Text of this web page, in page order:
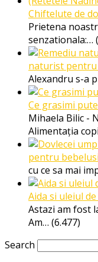
Chiftelute de
Prietena
senzationala:…
naturist pentru
Alexandru s-a
Ce grasimi
Mihaela Bilic -
Alimentația
pentru bebelusi
cu ce sa mai
Aida si uleiul
Astazi am fost
Am… (6.477)
Search